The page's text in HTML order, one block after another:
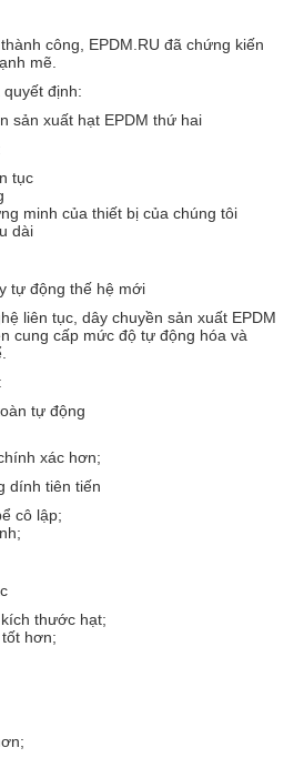
công, EPDM.RU đã chứng kiến
mẽ.
định:
sản xuất hạt EPDM thứ hai
tục
minh của thiết bị của chúng tôi
dài
tự động thế hệ mới
liên tục, dây chuyền sản xuất EPDM
cung cấp mức độ tự động hóa và
tự động
xác hơn;
dính tiên tiến
cô lập;
thước hạt;
hơn;